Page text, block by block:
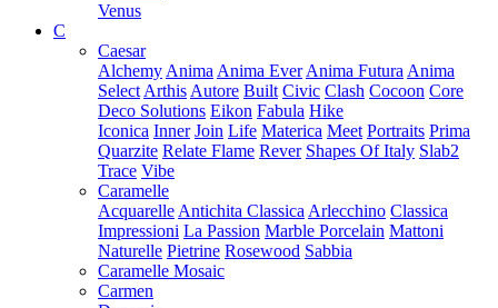
Venus
C
Caesar
Alchemy Anima Anima Ever Anima Futura Anima
Select Arthis Autore Built Civic Clash Cocoon Core
Deco Solutions Eikon Fabula Hike
Iconica Inner Join Life Materica Meet Portraits Prima
Quarzite Relate Flame Rever Shapes Of Italy Slab2
Trace Vibe
Caramelle
Acquarelle Antichita Classica Arlecchino Classica
Impressioni La Passion Marble Porcelain Mattoni
Naturelle Pietrine Rosewood Sabbia
Caramelle Mosaic
Carmen